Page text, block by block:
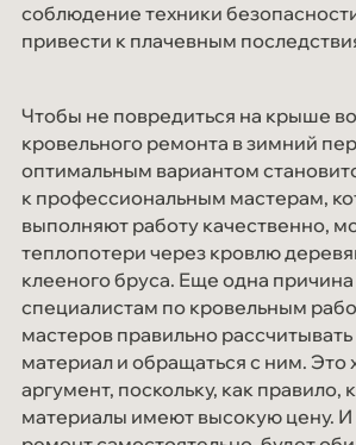
соблюдение техники
привести к плачевным
Чтобы не повредиться на крыше
кровельного ремонта в зимний
оптимальным вариантом
к профессиональным мастерам,
выполняют работу качественно,
теплопотери через кровлю
клееного бруса. Еще одна причина
специалистам по кровельным
мастеров правильно
материал и обращаться с ним. Это
аргумент, поскольку, как правило,
материалы имеют высокую цену.